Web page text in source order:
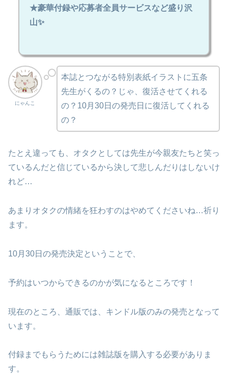
★豪華付録や応募者全員サービスなど盛り沢
山✨
にゃんこ
本誌とつながる特別表紙イラストに五条
先生がくるの？じゃ、復活させてくれる
の？10月30日の発売日に復活してくれる
の？
たとえ違っても、オタクとしては先生が今親友たちと笑っ
ているんだと信じているから決して悲しんだりはしないけ
れど…
あまりオタクの情緒を狂わすのはやめてくださいね…祈り
ます。
10月30日の発売決定ということで、
予約はいつからできるのかが気になるところです！
現在のところ、通販では、キンドル版のみの発売となって
います。
付録までもらうためには雑誌版を購入する必要がありま
す。